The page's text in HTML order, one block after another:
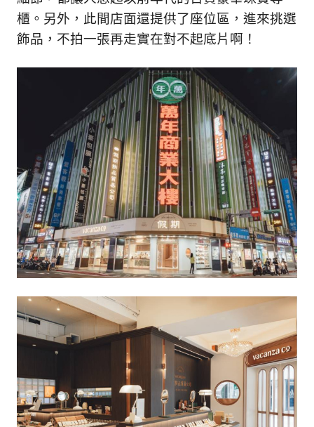
櫃。另外，此間店面還提供了座位區，進來挑選
飾品，不拍一張再走實在對不起底片啊！